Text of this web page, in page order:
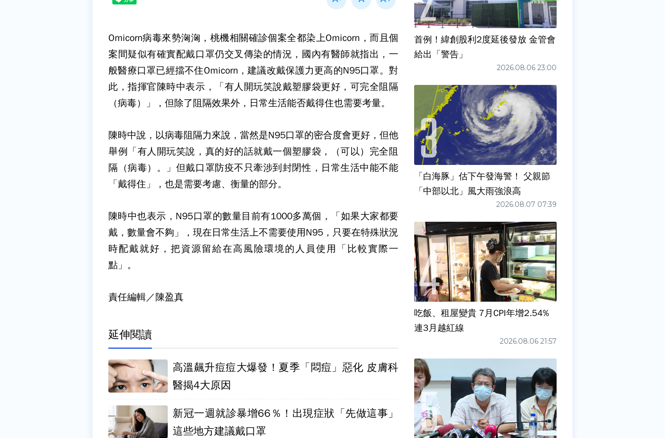
Omicorn病毒來勢洶洶，桃機相關確診個案全都染上Omicorn，而且個
案間疑似有確實配戴口罩仍交叉傳染的情況，國內有醫師就指出，一
般醫療口罩已經擋不住Omicorn，建議改戴保護力更高的N95口罩。對
此，指揮官陳時中表示，「有人開玩笑說戴塑膠袋更好，可完全阻隔
（病毒）」，但除了阻隔效果外，日常生活能否戴得住也需要考量。
陳時中說，以病毒阻隔力來說，當然是N95口罩的密合度會更好，但他
舉例「有人開玩笑說，真的好的話就戴一個塑膠袋，（可以）完全阻
隔（病毒）。」但戴口罩防疫不只牽涉到封閉性，日常生活中能不能
「戴得住」，也是需要考慮、衡量的部分。
陳時中也表示，N95口罩的數量目前有1000多萬個，「如果大家都要
戴，數量會不夠」，現在日常生活上不需要使用N95，只要在特殊狀況
時配戴就好，把資源留給在高風險環境的人員使用「比較實際一
點」。
責任編輯／陳盈真
延伸閱讀
高溫飆升痘痘大爆發！夏季「悶痘」惡化 皮膚科
醫揭4大原因
新冠一週就診暴增66％！出現症狀「先做這事」
這些地方建議戴口罩
首例！緯創股利2度延後發放 金管會
給出「警告」
2026.08.06 23:00
「白海豚」估下午發海警！ 父親節
「中部以北」風大雨強浪高
2026.08.07 07:39
吃飯、租屋變貴 7月CPI年增2.54%
連3月越紅線
2026.08.06 21:57